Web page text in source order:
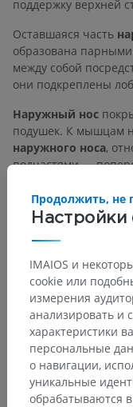
поддержку верхней
Оставшаяся часть
образована
между собой
они подкреплены
Наружный нос
подушек. К мышцам
наружного носа,
подчастями —
и закрывает ноздри,
мышцей, опускающей
Есть ли проблема
Литература
Nguyen, J.D. and
2022 Jun 11]. In:
Publishing; 2022 Jan-.
Продолжить, не
IMAIOS и
cookie или
измерения
анализировать и
характеристики
персональные
о навигации,
уникальные
обрабатываются